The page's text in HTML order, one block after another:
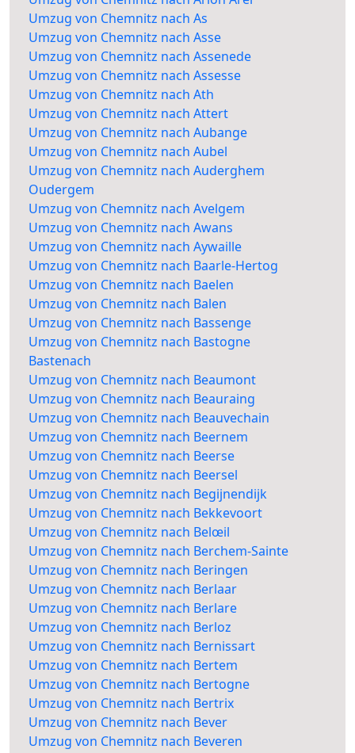
Umzug von Chemnitz nach As
Umzug von Chemnitz nach Asse
Umzug von Chemnitz nach Assenede
Umzug von Chemnitz nach Assesse
Umzug von Chemnitz nach Ath
Umzug von Chemnitz nach Attert
Umzug von Chemnitz nach Aubange
Umzug von Chemnitz nach Aubel
Umzug von Chemnitz nach Auderghem
Oudergem
Umzug von Chemnitz nach Avelgem
Umzug von Chemnitz nach Awans
Umzug von Chemnitz nach Aywaille
Umzug von Chemnitz nach Baarle-Hertog
Umzug von Chemnitz nach Baelen
Umzug von Chemnitz nach Balen
Umzug von Chemnitz nach Bassenge
Umzug von Chemnitz nach Bastogne
Bastenach
Umzug von Chemnitz nach Beaumont
Umzug von Chemnitz nach Beauraing
Umzug von Chemnitz nach Beauvechain
Umzug von Chemnitz nach Beernem
Umzug von Chemnitz nach Beerse
Umzug von Chemnitz nach Beersel
Umzug von Chemnitz nach Begijnendijk
Umzug von Chemnitz nach Bekkevoort
Umzug von Chemnitz nach Belœil
Umzug von Chemnitz nach Berchem-Sainte
Umzug von Chemnitz nach Beringen
Umzug von Chemnitz nach Berlaar
Umzug von Chemnitz nach Berlare
Umzug von Chemnitz nach Berloz
Umzug von Chemnitz nach Bernissart
Umzug von Chemnitz nach Bertem
Umzug von Chemnitz nach Bertogne
Umzug von Chemnitz nach Bertrix
Umzug von Chemnitz nach Bever
Umzug von Chemnitz nach Beveren